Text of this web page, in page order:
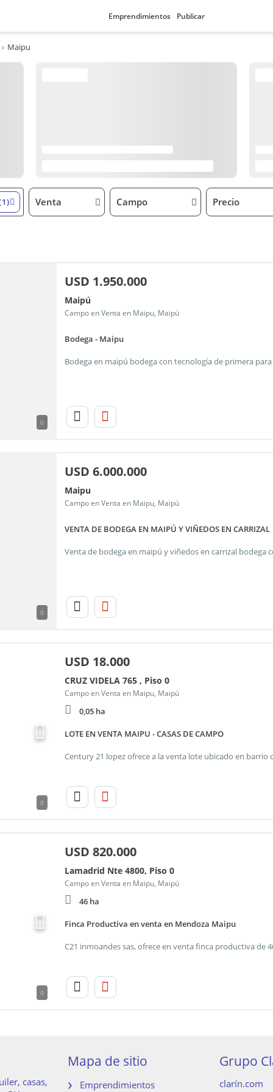
Emprendimientos Publicar
Maipu
Venta Campo Precio
0
USD 1.950.000
Maipú
Campo en Venta en Maipu, Maipú
Bodega - Maipu
0
USD 6.000.000
Maipu
Campo en Venta en Maipu, Maipú
VENTA DE BODEGA EN MAIPÚ Y VIÑEDOS EN CARRIZAL
0
USD 18.000
CRUZ VIDELA 765 , Piso 0
Campo en Venta en Maipu, Maipú
0,05 ha
LOTE EN VENTA MAIPU - CASAS DE CAMPO
0
USD 820.000
Lamadrid Nte 4800, Piso 0
Campo en Venta en Maipu, Maipú
46 ha
Finca Productiva en venta en Mendoza Maipu
casas,
Mapa de sitio
Emprendimientos
Grupo
clarín.com